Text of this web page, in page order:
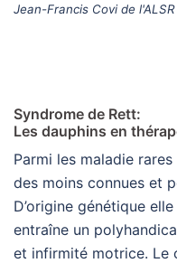
Jean-Francis Covi de l'ALSR
Syndrome de Rett:
Les dauphins en
Parmi les maladie
des moins connues et
D’origine génétique
entraîne un
et infirmité motrice. Le